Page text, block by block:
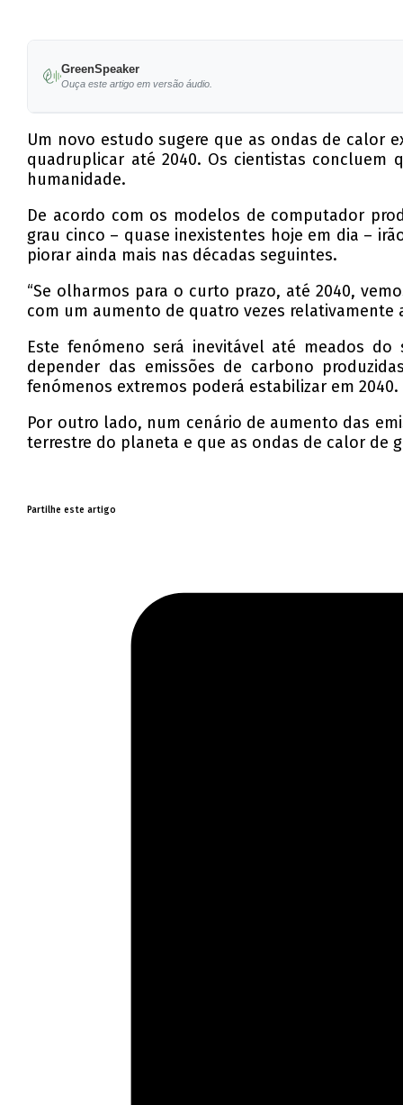
GreenSpeaker
Ouça este artigo em versão áudio.
Um novo estudo sugere que as ondas de calor
quadruplicar até 2040. Os cientistas concluem
humanidade.
De acordo com os modelos de computador
grau cinco – quase inexistentes hoje em dia –
piorar ainda mais nas décadas seguintes.
“Se olharmos para o curto prazo, até 2040,
com um aumento de quatro vezes relativamente
Este fenómeno será inevitável até meados
depender das emissões de carbono
fenómenos extremos poderá estabilizar em 2040.
Por outro lado, num cenário de aumento das
terrestre do planeta e que as ondas de calor de
Partilhe este artigo